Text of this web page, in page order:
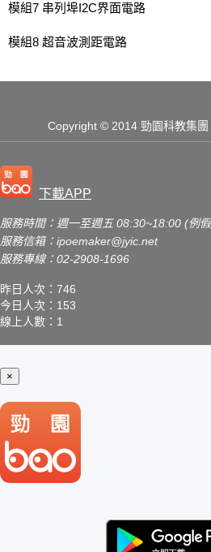
模組7 串列埠I2C界面電路
模組8 超音波測距電路
Copyright© 2014 勁園科教集團
下載APP
服務時間：週一至週五 08:30~18:00 (例
服務信箱： ipoemaker@jyic.net
服務專線：02-2908-1696
昨日人次：746
今日人次：153
線上人數：1
×